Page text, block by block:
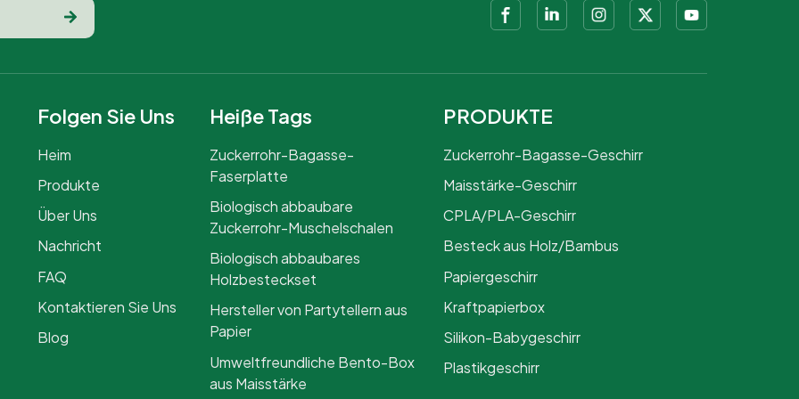
Folgen Sie Uns
Heim
Produkte
Über Uns
Nachricht
FAQ
Kontaktieren Sie Uns
Blog
Heiße Tags
Zuckerrohr-Bagasse-
Faserplatte
Biologisch abbaubare
Zuckerrohr-Muschelschalen
Biologisch abbaubares
Holzbesteckset
Hersteller von Partytellern aus
Papier
Umweltfreundliche Bento-Box
aus Maisstärke
PRODUKTE
Zuckerrohr-Bagasse-Geschirr
Maisstärke-Geschirr
CPLA/PLA-Geschirr
Besteck aus Holz/Bambus
Papiergeschirr
Kraftpapierbox
Silikon-Babygeschirr
Plastikgeschirr